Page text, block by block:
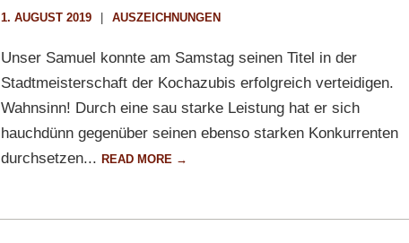
1. AUGUST 2019 AUSZEICHNUNGEN
Unser Samuel konnte am Samstag seinen Titel in der
Stadtmeisterschaft der Kochazubis erfolgreich verteidigen.
Wahnsinn! Durch eine sau starke Leistung hat er sich
hauchdünn gegenüber seinen ebenso starken Konkurrenten
durchsetzen... READ MORE →